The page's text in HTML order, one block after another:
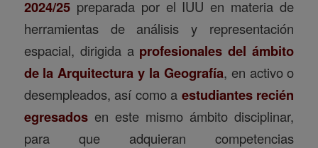
2024/25preparada por el IUU en materia de
herramientas de análisis y representación
espacial, dirigida a profesionales del ámbito
de la Arquitectura y la Geografía, en activo o
desempleados, así como a estudiantes recién
egresadosen este mismo ámbito disciplinar,
para que adquieran competencias